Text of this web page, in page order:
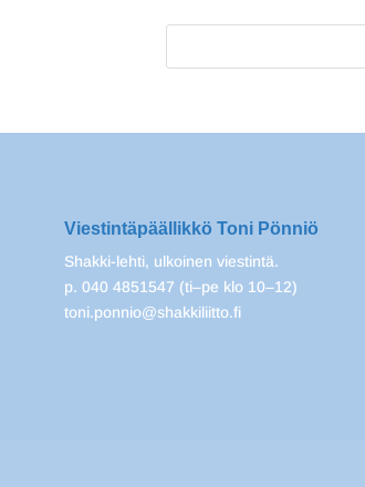
Viestintäpäällikkö Toni Pönniö
Shakki-lehti, ulkoinen viestintä.
p. 040 4851547 (ti–pe klo 10–12)
toni.ponnio@shakkiliitto.fi